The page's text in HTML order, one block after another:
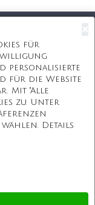
für
personalisierte
für die Website
Mit "Alle
zu. Unter
Details